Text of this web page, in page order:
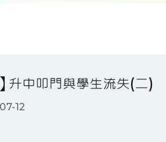
中叩門與學生流失(二)
12